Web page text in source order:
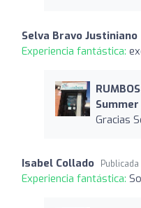
Selva Bravo Justiniano
Experiencia fantástica:
Summer
Gracias
Isabel Collado Publicada
Experiencia fantástica: